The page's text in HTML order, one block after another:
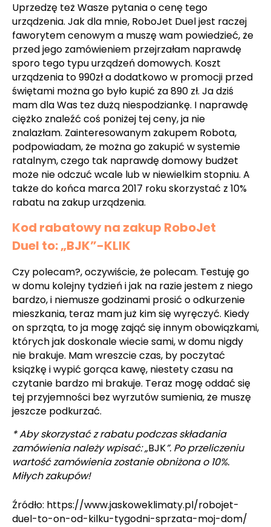
Uprzedzę też Wasze pytania o cenę tego
urządzenia. Jak dla mnie, RoboJet Duel jest raczej
faworytem cenowym a muszę wam powiedzieć, że
przed jego zamówieniem przejrzałam naprawdę
sporo tego typu urządzeń domowych. Koszt
urządzenia to 990zł a dodatkowo w promocji przed
świętami można go było kupić za 890 zł. Ja dziś
mam dla Was tez dużą niespodziankę. I naprawdę
ciężko znaleźć coś poniżej tej ceny, ja nie
znalazłam. Zainteresowanym zakupem Robota,
podpowiadam, że można go zakupić w systemie
ratalnym, czego tak naprawdę domowy budżet
może nie odczuć wcale lub w niewielkim stopniu. A
także do końca marca 2017 roku skorzystać z 10%
rabatu na zakup urządzenia.
Kod rabatowy na zakup RoboJet
Duel to: „BJK”-KLIK
Czy polecam?, oczywiście, że polecam. Testuję go
w domu kolejny tydzień i jak na razie jestem z niego
bardzo, i niemusze godzinami prosić o odkurzenie
mieszkania, teraz mam już kim się wyręczyć. Kiedy
on sprząta, to ja mogę zająć się innym obowiązkami,
których jak doskonale wiecie sami, w domu nigdy
nie brakuje. Mam wreszcie czas, by poczytać
książkę i wypić gorąca kawę, niestety czasu na
czytanie bardzo mi brakuje. Teraz mogę oddać się
tej przyjemności bez wyrzutów sumienia, że muszę
jeszcze podkurzać.
* Aby skorzystać z rabatu podczas składania
zamówienia należy wpisać: „BJK”. Po przeliczeniu
wartość zamówienia zostanie obniżona o 10%.
Miłych zakupów!
Źródło: https://www.jaskoweklimaty.pl/robojet-
duel-to-on-od-kilku-tygodni-sprzata-moj-dom/